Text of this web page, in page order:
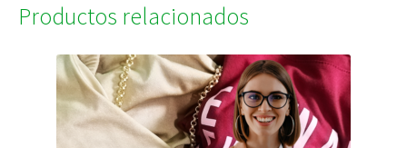
Productos relacionados